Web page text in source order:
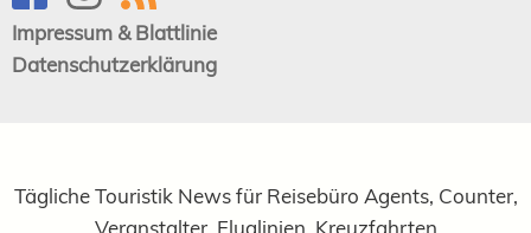
Impressum & Blattlinie
Datenschutzerklärung
Tägliche Touristik News für Reisebüro Agents, Counter,
Veranstalter, Fluglinien, Kreuzfahrten